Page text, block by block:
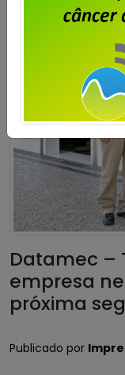
Datamec –
empresa
próxima
Publicado por